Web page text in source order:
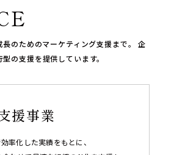
のためのマーケティング支援まで。
企
の支援を提供しています。
援事業
率化した実績をもとに、